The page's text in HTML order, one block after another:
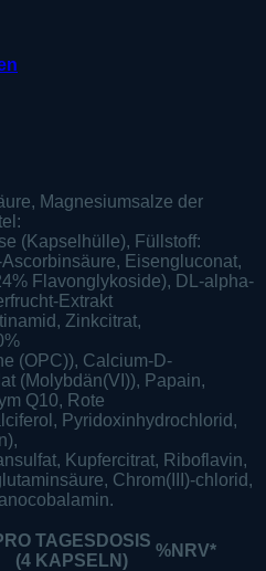
Magnesiumsalze der
(Kapselhülle), Füllstoff:
Eisengluconat,
Flavonglykoside), DL-alpha-
Extrakt
Zinkcitrat,
(OPC)), Calcium-D-
(Molybdän(VI)), Papain,
Q10, Rote
Pyridoxinhydrochlorid,
Kupfercitrat, Riboflavin,
Chrom(III)-chlorid,
TAGESDOSIS
(4 KAPSELN)
%NRV*